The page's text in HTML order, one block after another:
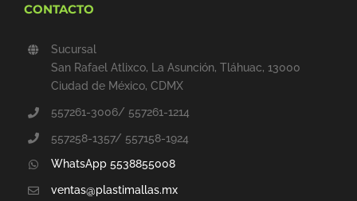
CONTACTO
Sucursal
San Rafael Atlixco, La Asunción, Tláhuac, 13000
Ciudad de México, CDMX
557261-3006/ 557261-1214
557258-1357/ 557158-1924
WhatsApp 5538855008
ventas@plastimallas.mx